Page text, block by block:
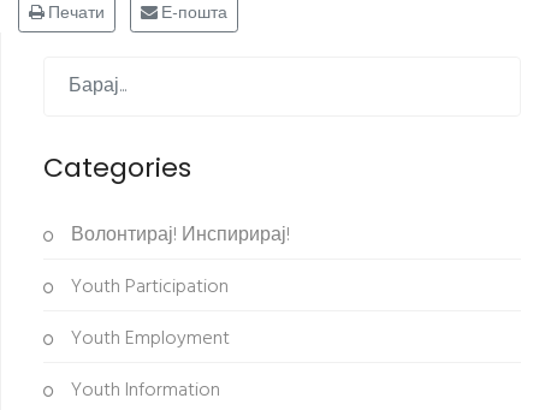
Печати Е-пошта
Categories
Волонтирај! Инспирирај!
Youth Participation
Youth Employment
Youth Information